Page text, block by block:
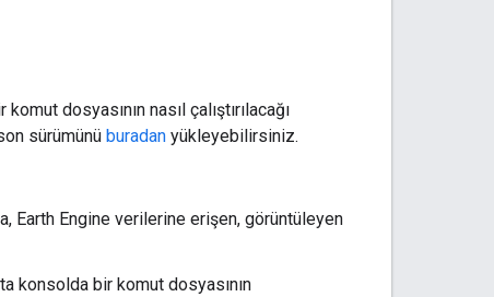
dosyasının nasıl çalıştırılacağı
sürümünü buradan yükleyebilirsiniz.
Earth Engine verilerine erişen, görüntüleyen
konsolda bir komut dosyasının